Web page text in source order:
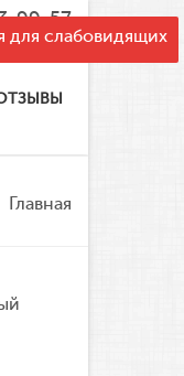
99-57
Главная
для слабовидящих